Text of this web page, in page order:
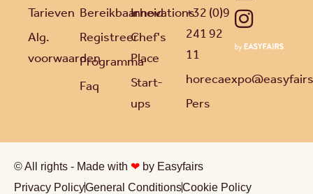
Tarieven
Alg.
voorwaarden
Bereikbaarheid
Registreer
Programma
Faq
Innovations
Chef's
Place
Start-
ups
+32 (0)9
241 92
11
Pers
© All rights - Made with ❤ by Easyfairs
Privacy PolicyGeneral ConditionsCookie Policy